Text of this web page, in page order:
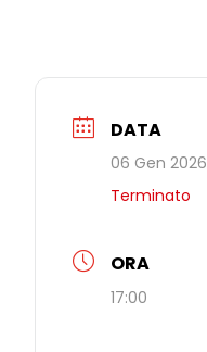
DATA
06 Gen 2026
Terminato
ORA
17:00